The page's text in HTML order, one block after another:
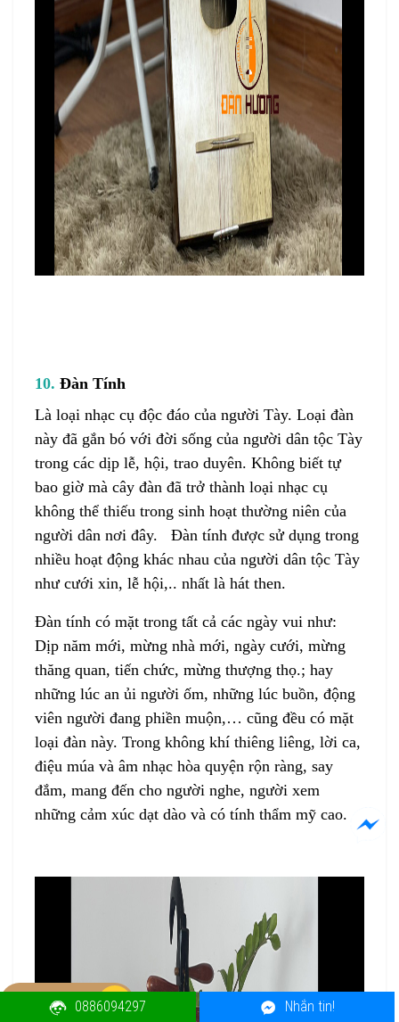
10. Đàn Tính
Là loại nhạc cụ độc đáo của người Tày. Loại đàn
này đã gắn bó với đời sống của người dân tộc Tày
trong các dịp lễ, hội, trao duyên. Không biết tự
bao giờ mà cây đàn đã trở thành loại nhạc cụ
không thể thiếu trong sinh hoạt thường niên của
người dân nơi đây. Đàn tính được sử dụng trong
nhiều hoạt động khác nhau của người dân tộc Tày
như cưới xin, lễ hội,.. nhất là hát then.
Ðàn tính có mặt trong tất cả các ngày vui như:
Dịp năm mới, mừng nhà mới, ngày cưới, mừng
thăng quan, tiến chức, mừng thượng thọ.; hay
những lúc an ủi người ốm, những lúc buồn, động
viên người đang phiền muộn,… cũng đều có mặt
loại đàn này. Trong không khí thiêng liêng, lời ca,
điệu múa và âm nhạc hòa quyện rộn ràng, say
đắm, mang đến cho người nghe, người xem
những cảm xúc dạt dào và có tính thẩm mỹ cao.
088.609.42970886094297 Nhắn tin!